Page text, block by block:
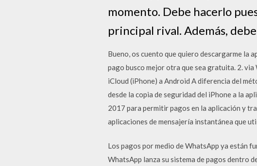
momento. Debe hacerlo
principal rival. Además, debe
Bueno, os cuento que quiero descargarme la
pago busco mejor otra que sea gratuita. 2.
iCloud (iPhone) a Android A diferencia del
desde la copia de seguridad del iPhone a la
2017 para permitir pagos en la aplicación y
aplicaciones de mensajería instantánea que
Los pagos por medio de WhatsApp ya están
WhatsApp lanza su sistema de pagos dentro